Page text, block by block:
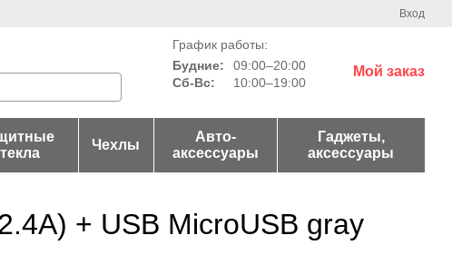
Вход
График работы:
Будние:
09:00–20:00
Сб-Вс:
10:00–19:00
Мой заказ
Чехлы
Авто-
аксессуары
Гаджеты,
аксессуары
+ USB MicroUSB gray